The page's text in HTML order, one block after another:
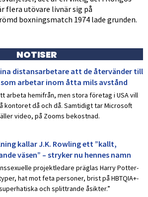
flera utövare livnär sig på
boxningsmatch 1974 lade grunden.
NOTISER
distansarbetare att de återvänder till
arbetar inom åtta mils avstånd
arbeta hemifrån, men stora företag i USA vill
kontoret då och då. Samtidigt tar Microsoft
video, på Zooms bekostnad.
kallar J.K. Rowling ett ”kallt,
väsen” – stryker nu hennes namn
projektledare präglas Harry Potter-
hat mot feta personer, brist på HBTQIA+-
och splittrande åsikter.”